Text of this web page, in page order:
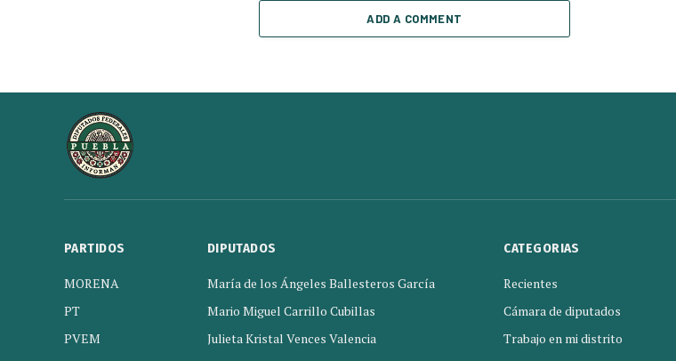
ADD A COMMENT
PARTIDOS
MORENA
PT
PVEM
DIPUTADOS
María de los Ángeles Ballesteros García
Mario Miguel Carrillo Cubillas
Julieta Kristal Vences Valencia
CATEGORIAS
Recientes
Cámara de diputados
Trabajo en mi distrito